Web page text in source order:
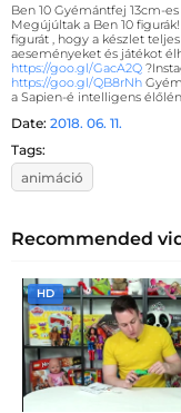
Ben 10 Gyémántfej 13cm-
Megújúltak a Ben 10
figurát , hogy a készlet
aeseményeket és játékot
https://goo.gl/GacA2Q
https://goo.gl/QB8rNh
a Sapien-é intelligens
Date: 2018. 06. 11.
Tags:
animáció
Recommended
HD